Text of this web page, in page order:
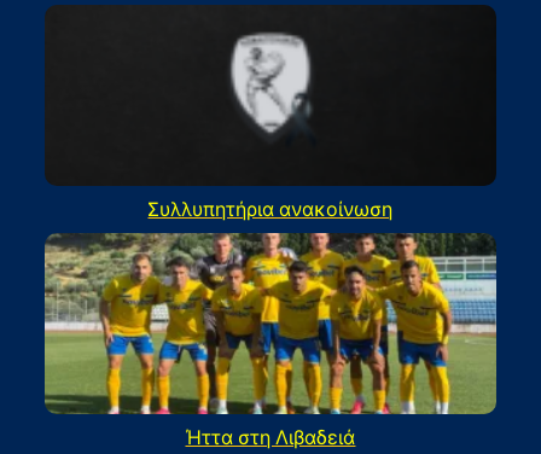
Συλλυπητήρια ανακοίνωση
Ήττα στη Λιβαδειά